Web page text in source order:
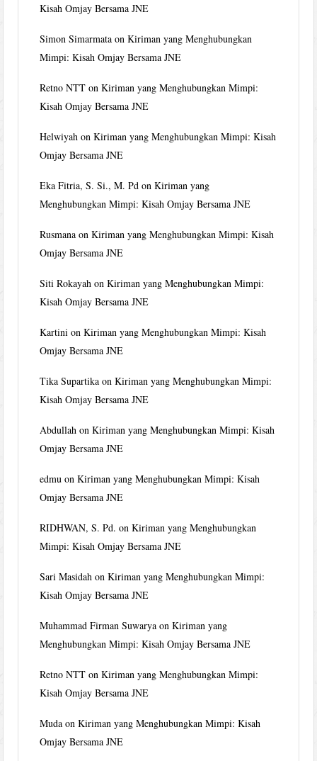
Kisah Omjay Bersama JNE
Simon Simarmata onKiriman yang Menghubungkan
Mimpi: Kisah Omjay Bersama JNE
Retno NTT onKiriman yang Menghubungkan Mimpi:
Kisah Omjay Bersama JNE
Helwiyah onKiriman yang Menghubungkan Mimpi: Kisah
Omjay Bersama JNE
Eka Fitria, S. Si., M. Pd onKiriman yang
Menghubungkan Mimpi: Kisah Omjay Bersama JNE
Rusmana onKiriman yang Menghubungkan Mimpi: Kisah
Omjay Bersama JNE
Siti Rokayah onKiriman yang Menghubungkan Mimpi:
Kisah Omjay Bersama JNE
Kartini onKiriman yang Menghubungkan Mimpi: Kisah
Omjay Bersama JNE
Tika Supartika onKiriman yang Menghubungkan Mimpi:
Kisah Omjay Bersama JNE
Abdullah onKiriman yang Menghubungkan Mimpi: Kisah
Omjay Bersama JNE
edmu onKiriman yang Menghubungkan Mimpi: Kisah
Omjay Bersama JNE
RIDHWAN, S. Pd. onKiriman yang Menghubungkan
Mimpi: Kisah Omjay Bersama JNE
Sari Masidah onKiriman yang Menghubungkan Mimpi:
Kisah Omjay Bersama JNE
Muhammad Firman Suwarya onKiriman yang
Menghubungkan Mimpi: Kisah Omjay Bersama JNE
Retno NTT onKiriman yang Menghubungkan Mimpi:
Kisah Omjay Bersama JNE
Muda onKiriman yang Menghubungkan Mimpi: Kisah
Omjay Bersama JNE